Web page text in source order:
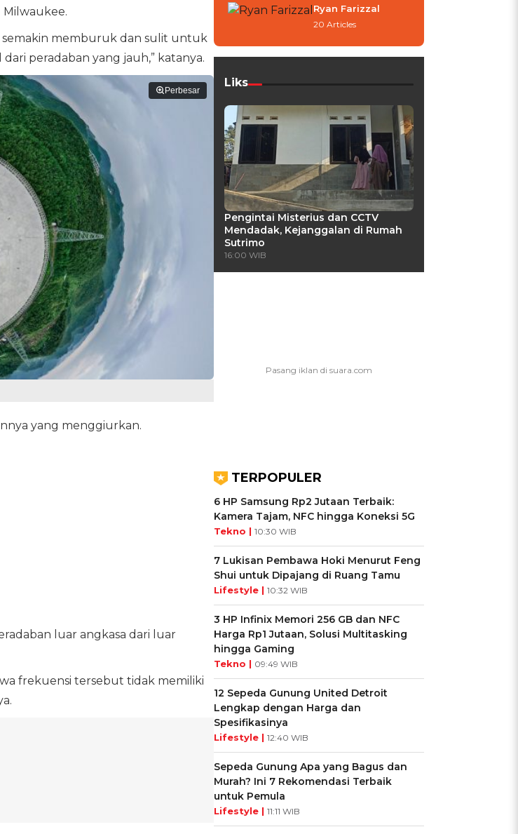
semakin memburuk dan sulit untuk
peradaban yang jauh,” katanya.
Perbesar
yang menggiurkan.
luar angkasa dari luar
frekuensi tersebut tidak memiliki
Ryan Farizzal
20 Articles
Liks
Pengintai Misterius dan CCTV
Mendadak, Kejanggalan di Rumah
Sutrimo
16:00 WIB
TERPOPULER
6 HP Samsung Rp2 Jutaan Terbaik:
Kamera Tajam, NFC hingga Koneksi 5G
Tekno | 10:30 WIB
7 Lukisan Pembawa Hoki Menurut Feng
Shui untuk Dipajang di Ruang Tamu
Lifestyle | 10:32 WIB
3 HP Infinix Memori 256 GB dan NFC
Harga Rp1 Jutaan, Solusi Multitasking
hingga Gaming
Tekno | 09:49 WIB
12 Sepeda Gunung United Detroit
Lengkap dengan Harga dan
Spesifikasinya
Lifestyle | 12:40 WIB
Sepeda Gunung Apa yang Bagus dan
Murah? Ini 7 Rekomendasi Terbaik
untuk Pemula
Lifestyle | 11:11 WIB